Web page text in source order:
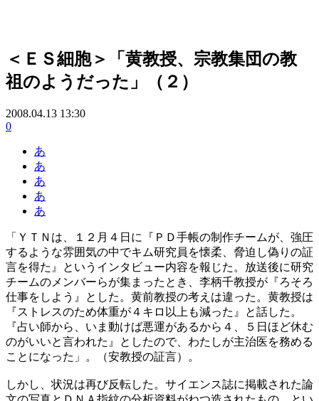
＜ＥＳ細胞＞「黄教授、宗教集団の教
祖のようだった」（２）
2008.04.13 13:30
0
あ
あ
あ
あ
あ
「ＹＴＮは、１２月４日に『ＰＤ手帳の制作チームが、強圧
するような雰囲気の中でキム研究員を懐柔、脅迫し偽りの証
言を得た』というインタビュー内容を報じた。放送後に研究
チームのメンバーらが集まったとき、李柄千教授が『ろそろ
仕事をしよう』とした。黄前教授の考えは違った。黄教授は
『ストレスのため体重が４キロ以上も減った』と話した。
『占い師から、いま動けば悪運があるから４、５日ほど休む
のがいいと言われた』としたので、わたしが主治医を務める
ことになった」。（安教授の証言）。
しかし、状況は再び反転した。サイエンス誌に掲載された論